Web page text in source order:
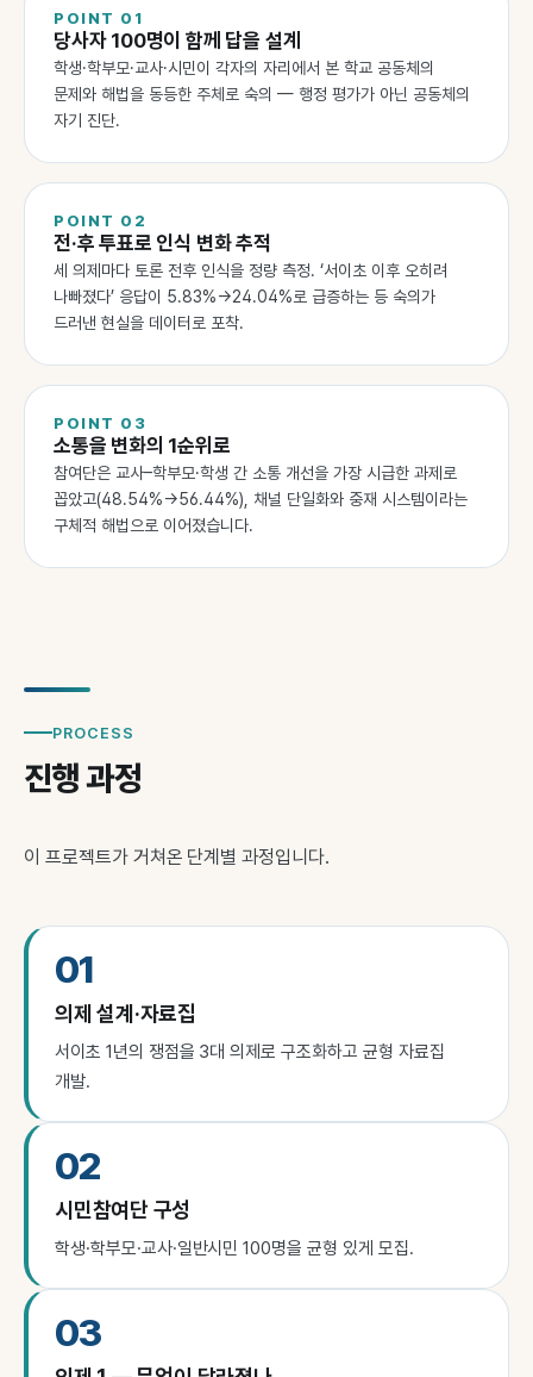
POINT 01
당사자 100명이 함께 답을 설계
학생·학부모·교사·시민이 각자의 자리에서 본 학교 공동체의
문제와 해법을 동등한 주체로 숙의 — 행정 평가가 아닌 공동체의
자기 진단.
POINT 02
전·후 투표로 인식 변화 추적
세 의제마다 토론 전후 인식을 정량 측정. ‘서이초 이후 오히려
나빠졌다’ 응답이 5.83%→24.04%로 급증하는 등 숙의가
드러낸 현실을 데이터로 포착.
POINT 03
소통을 변화의 1순위로
참여단은 교사–학부모·학생 간 소통 개선을 가장 시급한 과제로
꼽았고(48.54%→56.44%), 채널 단일화와 중재 시스템이라는
구체적 해법으로 이어졌습니다.
PROCESS
진행 과정
이 프로젝트가 거쳐온 단계별 과정입니다.
01
의제 설계·자료집
서이초 1년의 쟁점을 3대 의제로 구조화하고 균형 자료집
개발.
02
시민참여단 구성
학생·학부모·교사·일반시민 100명을 균형 있게 모집.
03